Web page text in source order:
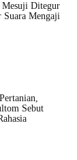
Mesuji Ditegur
Suara Mengaji
Sebut